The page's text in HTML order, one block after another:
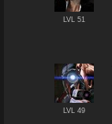
LVL 51
LVL 49